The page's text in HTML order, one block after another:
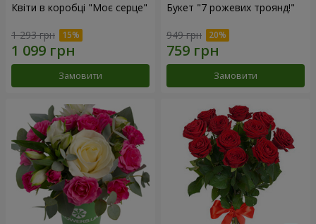
Квіти в коробці "Моє серце"
1 293 грн
Замовити
Букет "7 рожевих троянд!"
949 грн
Замовити